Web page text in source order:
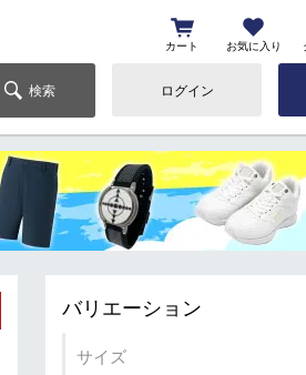
カート お気に入り
検索 ログイン
バリエーション
サイズ